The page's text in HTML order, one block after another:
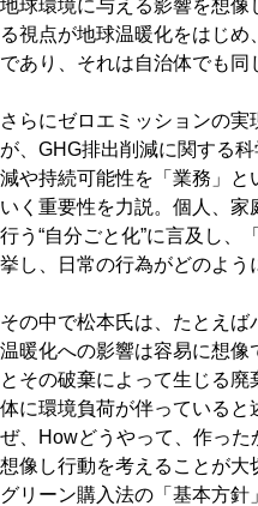
地球環境に与える影響を想
る視点が地球温暖化をはじ
であり、それは自治体でも同
さらにゼロエミッションの
が、GHG排出削減に関する
減や持続可能性を「業務」
いく重要性を力説。個人、
行う“自分ごと化”に言及し
挙し、日常の行為がどのよ
その中で松本氏は、たとえ
温暖化への影響は容易に想
とその破棄によって生じる
体に環境負荷が伴っている
ぜ、Howどうやって、作っ
想像し行動を考えることが
グリーン購入法の「基本方